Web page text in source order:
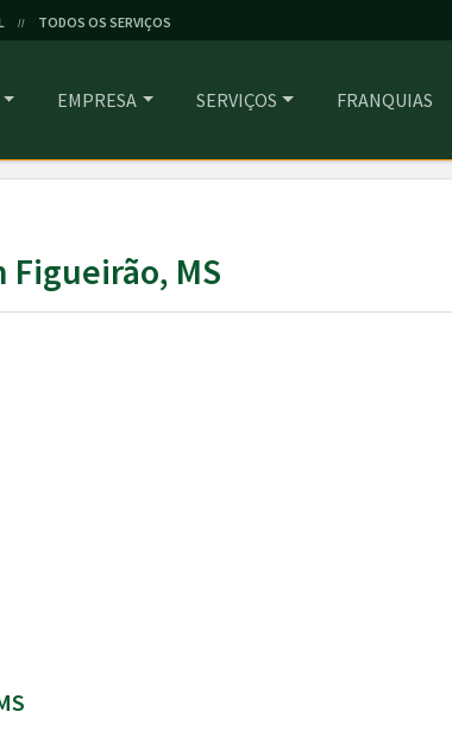
// TODOS OS SERVIÇOS
EMPRESA SERVIÇOS FRANQUIAS
Figueirão, MS